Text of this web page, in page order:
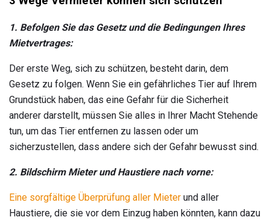
1. Befolgen Sie das Gesetz und die Bedingungen Ihres
Mietvertrages:
Der erste Weg, sich zu schützen, besteht darin, dem
Gesetz zu folgen. Wenn Sie ein gefährliches Tier auf Ihrem
Grundstück haben, das eine Gefahr für die Sicherheit
anderer darstellt, müssen Sie alles in Ihrer Macht Stehende
tun, um das Tier entfernen zu lassen oder um
sicherzustellen, dass andere sich der Gefahr bewusst sind.
2. Bildschirm Mieter und Haustiere nach vorne:
Eine sorgfältige Überprüfung aller Mieter und aller
Haustiere, die sie vor dem Einzug haben könnten, kann dazu